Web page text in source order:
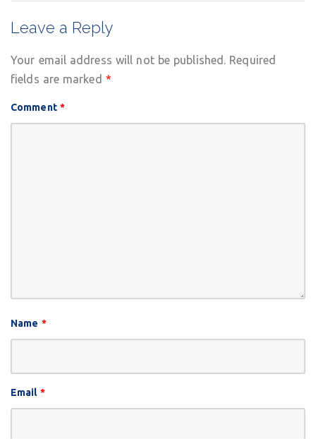
Leave a Reply
Your email address will not be published. Required
fields are marked *
Comment *
Name *
Email *